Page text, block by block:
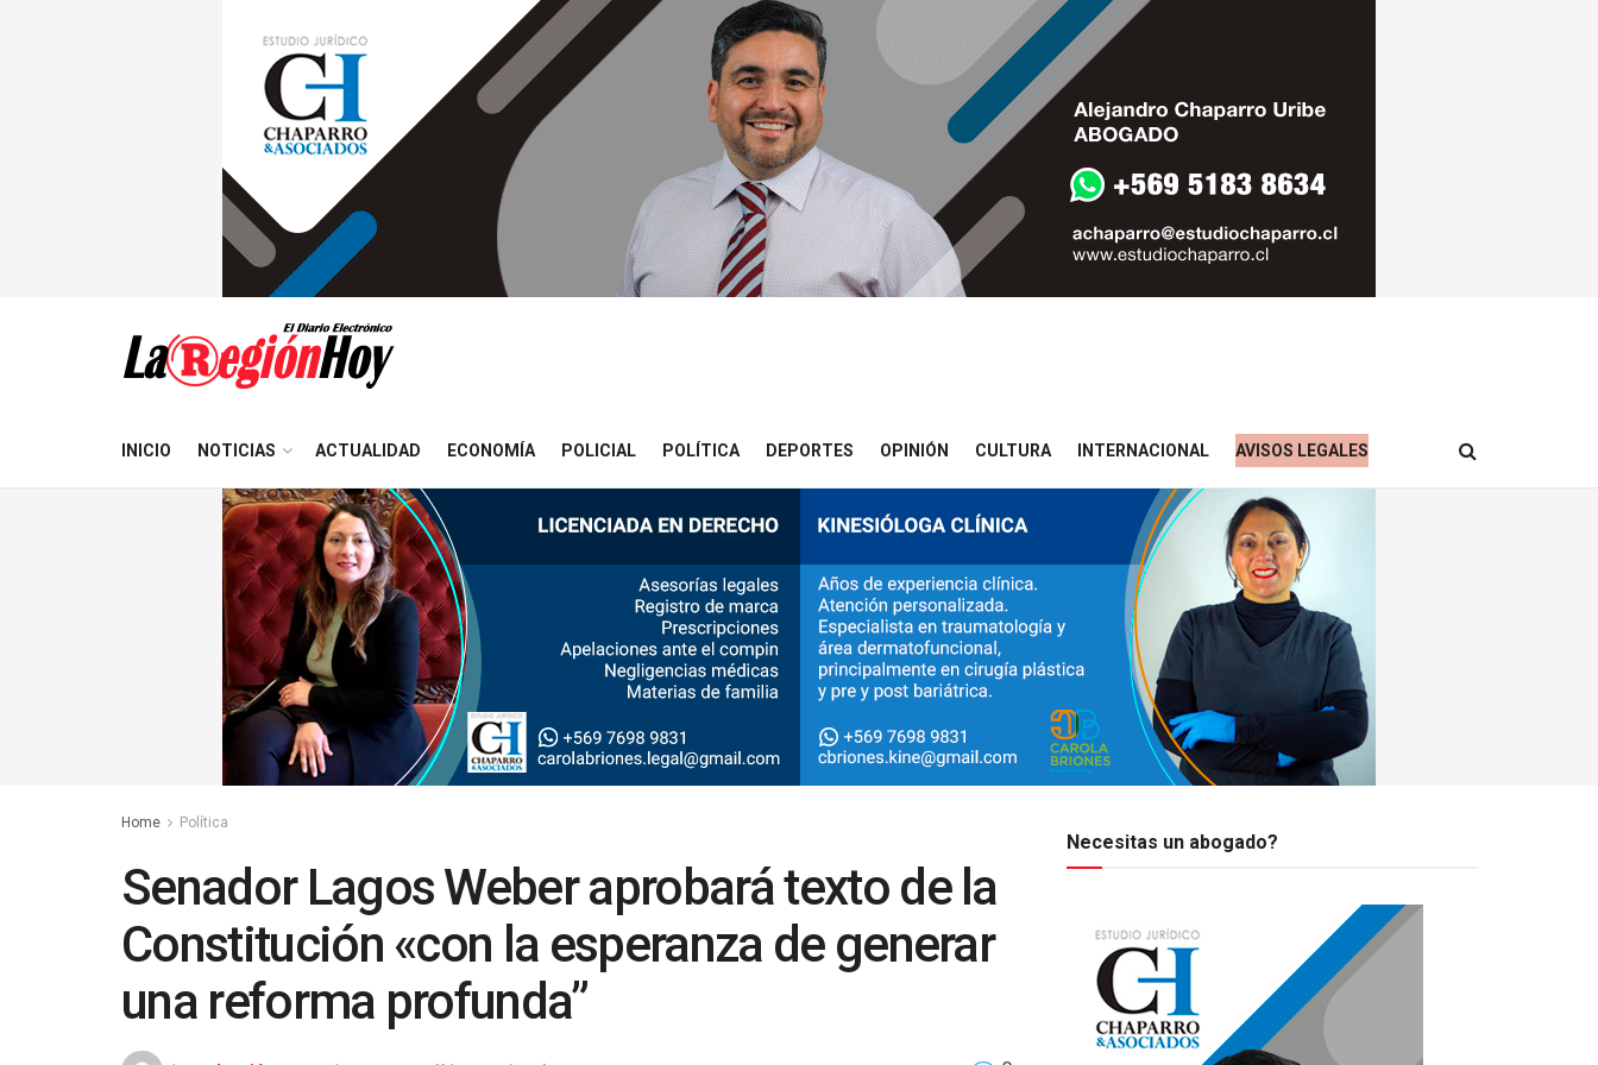
INICIO NOTICIAS ACTUALIDAD ECONOMÍA POLICIAL POLÍTICA DEPORTES OPINIÓN CULTURA INTERNACIONAL AVISOS LEGALES
Home Política
Senador Lagos Weber aprobará texto de la
Constitución «con la esperanza de generar
una reforma profunda”
Necesitas un abogado?